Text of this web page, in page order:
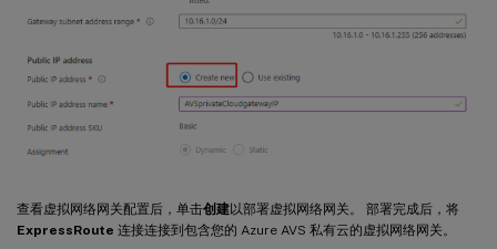
查看虚拟网络网关配置后，单击创建以部署虚拟网络网关。 部署完成后，将
ExpressRoute 连接连接到包含您的 Azure AVS 私有云的虚拟网络网关。